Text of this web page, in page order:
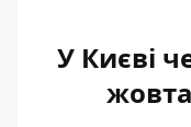
У Києві